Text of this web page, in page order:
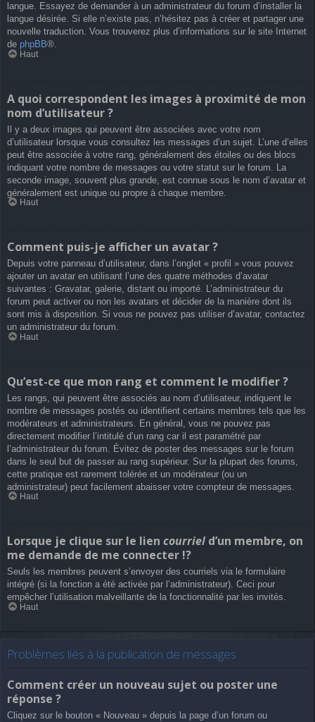
langue. Essayez de demander à un administrateur du forum d’installer la
langue désirée. Si elle n’existe pas, n’hésitez pas à créer et partager une
nouvelle traduction. Vous trouverez plus d’informations sur le site Internet
de phpBB®.
Haut
A quoi correspondent les images à proximité de mon
nom d’utilisateur ?
Il y a deux images qui peuvent être associées avec votre nom
d’utilisateur lorsque vous consultez les messages d’un sujet. L’une d’elles
peut être associée à votre rang, généralement des étoiles ou des blocs
indiquant votre nombre de messages ou votre statut sur le forum. La
seconde image, souvent plus grande, est connue sous le nom d’avatar et
généralement est unique ou propre à chaque membre.
Haut
Comment puis-je afficher un avatar ?
Depuis votre panneau d’utilisateur, dans l’onglet « profil » vous pouvez
ajouter un avatar en utilisant l’une des quatre méthodes d’avatar
suivantes : Gravatar, galerie, distant ou importé. L’administrateur du
forum peut activer ou non les avatars et décider de la manière dont ils
sont mis à disposition. Si vous ne pouvez pas utiliser d’avatar, contactez
un administrateur du forum.
Haut
Qu’est-ce que mon rang et comment le modifier ?
Les rangs, qui peuvent être associés au nom d’utilisateur, indiquent le
nombre de messages postés ou identifient certains membres tels que les
modérateurs et administrateurs. En général, vous ne pouvez pas
directement modifier l’intitulé d’un rang car il est paramétré par
l’administrateur du forum. Évitez de poster des messages sur le forum
dans le seul but de passer au rang supérieur. Sur la plupart des forums,
cette pratique est rarement tolérée et un modérateur (ou un
administrateur) peut facilement abaisser votre compteur de messages.
Haut
Lorsque je clique sur le lien courriel d’un membre, on
me demande de me connecter !?
Seuls les membres peuvent s’envoyer des courriels via le formulaire
intégré (si la fonction a été activée par l’administrateur). Ceci pour
empêcher l’utilisation malveillante de la fonctionnalité par les invités.
Haut
Problèmes liés à la publication de messages
Comment créer un nouveau sujet ou poster une
réponse ?
Cliquez sur le bouton « Nouveau » depuis la page d’un forum ou